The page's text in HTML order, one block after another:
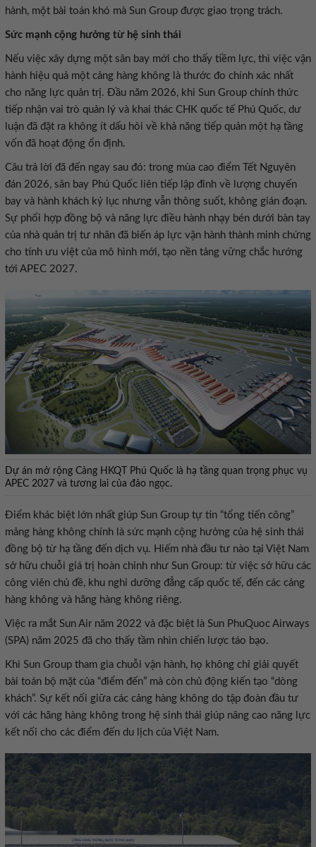
hành, một bài toán khó mà Sun Group được giao trọng trách.
Sức mạnh cộng hưởng từ hệ sinh thái
Nếu việc xây dựng một sân bay mới cho thấy tiềm lực, thì việc vận
hành hiệu quả một cảng hàng không là thước đo chính xác nhất
cho năng lực quản trị. Đầu năm 2026, khi Sun Group chính thức
tiếp nhận vai trò quản lý và khai thác CHK quốc tế Phú Quốc, dư
luận đã đặt ra không ít dấu hỏi về khả năng tiếp quản một hạ tầng
vốn đã hoạt động ổn định.
Câu trả lời đã đến ngay sau đó: trong mùa cao điểm Tết Nguyên
đán 2026, sân bay Phú Quốc liên tiếp lập đỉnh về lượng chuyến
bay và hành khách kỷ lục nhưng vẫn thông suốt, không gián đoạn.
Sự phối hợp đồng bộ và năng lực điều hành nhạy bén dưới bàn tay
của nhà quản trị tư nhân đã biến áp lực vận hành thành minh chứng
cho tính ưu việt của mô hình mới, tạo nền tảng vững chắc hướng
tới APEC 2027.
Dự án mở rộng Cảng HKQT Phú Quốc là hạ tầng quan trọng phục vụ
APEC 2027 và tương lai của đảo ngọc.
Điểm khác biệt lớn nhất giúp Sun Group tự tin “tổng tiến công”
mảng hàng không chính là sức mạnh cộng hưởng của hệ sinh thái
đồng bộ từ hạ tầng đến dịch vụ. Hiếm nhà đầu tư nào tại Việt Nam
sở hữu chuỗi giá trị hoàn chỉnh như Sun Group: từ việc sở hữu các
công viên chủ đề, khu nghỉ dưỡng đẳng cấp quốc tế, đến các cảng
hàng không và hãng hàng không riêng.
Việc ra mắt Sun Air năm 2022 và đặc biệt là Sun PhuQuoc Airways
(SPA) năm 2025 đã cho thấy tầm nhìn chiến lược táo bạo.
Khi Sun Group tham gia chuỗi vận hành, họ không chỉ giải quyết
bài toán bộ mặt của “điểm đến” mà còn chủ động kiến tạo “dòng
khách”. Sự kết nối giữa các cảng hàng không do tập đoàn đầu tư
với các hãng hàng không trong hệ sinh thái giúp nâng cao năng lực
kết nối cho các điểm đến du lịch của Việt Nam.